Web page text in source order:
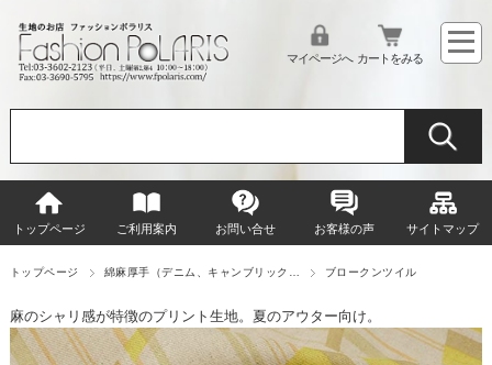
マイページへ カートをみる
トップページ ご利用案内 お問い合せ お客様の声 サイトマップ
トップページ 綿麻厚手（デニム、キャンブリック… ブロークンツイル
麻のシャリ感が特徴のプリント生地。夏のアウター向け。